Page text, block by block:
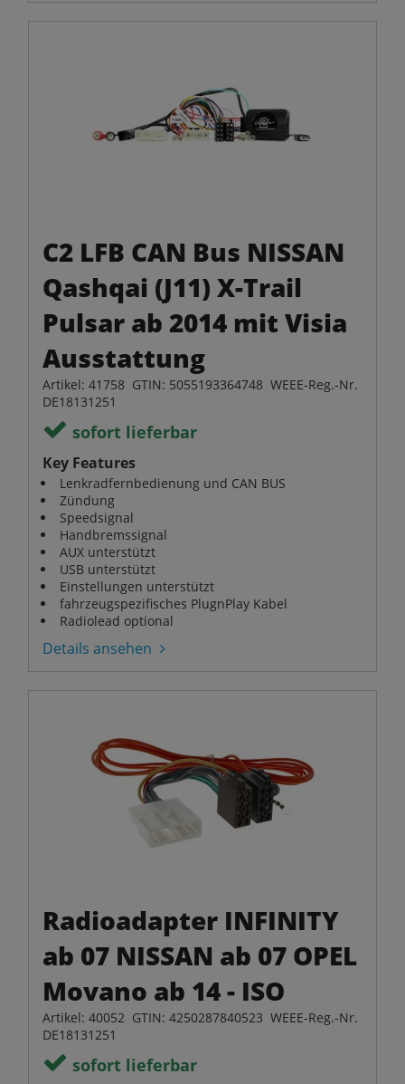
C2 LFB CAN Bus NISSAN
Qashqai (J11) X-Trail
Pulsar ab 2014 mit Visia
Ausstattung
Artikel: 41758 GTIN: 5055193364748 WEEE-Reg.-Nr.
DE18131251
sofort lieferbar
Key Features
Lenkradfernbedienung und CAN BUS
Zündung
Speedsignal
Handbremssignal
AUX unterstützt
USB unterstützt
Einstellungen unterstützt
fahrzeugspezifisches PlugnPlay Kabel
Radiolead optional
Details ansehen
Radioadapter INFINITY
ab 07 NISSAN ab 07 OPEL
Movano ab 14 - ISO
Artikel: 40052 GTIN: 4250287840523 WEEE-Reg.-Nr.
DE18131251
sofort lieferbar